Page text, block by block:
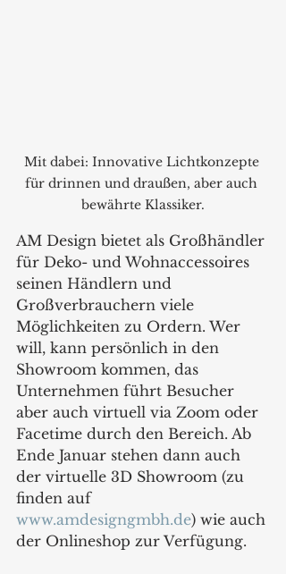
Mit dabei: Innovative Lichtkonzepte
für drinnen und draußen, aber auch
bewährte Klassiker.
AM Design bietet als Großhändler
für Deko- und Wohnaccessoires
seinen Händlern und
Großverbrauchern viele
Möglichkeiten zu Ordern. Wer
will, kann persönlich in den
Showroom kommen, das
Unternehmen führt Besucher
aber auch virtuell via Zoom oder
Facetime durch den Bereich. Ab
Ende Januar stehen dann auch
der virtuelle 3D Showroom (zu
finden auf
www.amdesigngmbh.de) wie auch
der Onlineshop zur Verfügung.